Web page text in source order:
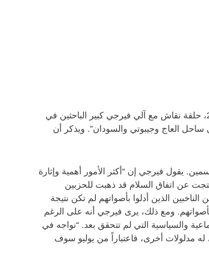
استضاف مركز الدراسات الدولية والإقليمية ونادي الطلبة الأفارقة في جامعة جورجتاون في قطر بتاريخ 10 أبريل 2011، حلقة نقاش مع آلي فيرجي كبير الباحثين في
العاج وجيبوتي والسودان”. ويذكر أن
يقول فيرجي إن “أكثر الأمور أهمية وإثارة
نتجت عن اتفاق السلام قد ذهبت للحزبين
الذين أدلوا بأصواتهم لم تكن نتيجة
ومع ذلك، يرى فيرجي أنه على الرغم
والسياسية التي لم تتحقق بعد. “نواجه في
له مدلولات أخرى، فاعتباراً من يوليو سوف